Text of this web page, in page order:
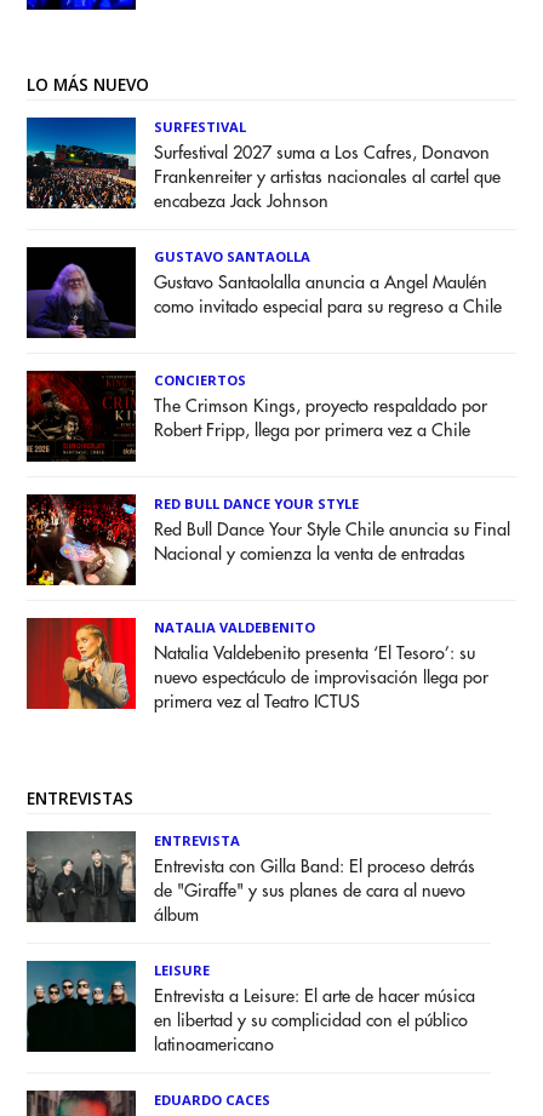
LO MÁS NUEVO
SURFESTIVAL
Surfestival 2027 suma a Los Cafres, Donavon
Frankenreiter y artistas nacionales al cartel que
encabeza Jack Johnson
GUSTAVO SANTAOLLA
Gustavo Santaolalla anuncia a Angel Maulén
como invitado especial para su regreso a Chile
CONCIERTOS
The Crimson Kings, proyecto respaldado por
Robert Fripp, llega por primera vez a Chile
RED BULL DANCE YOUR STYLE
Red Bull Dance Your Style Chile anuncia su Final
Nacional y comienza la venta de entradas
NATALIA VALDEBENITO
Natalia Valdebenito presenta ‘El Tesoro’: su
nuevo espectáculo de improvisación llega por
primera vez al Teatro ICTUS
ENTREVISTAS
ENTREVISTA
Entrevista con Gilla Band: El proceso detrás
de "Giraffe" y sus planes de cara al nuevo
álbum
LEISURE
Entrevista a Leisure: El arte de hacer música
en libertad y su complicidad con el público
latinoamericano
EDUARDO CACES